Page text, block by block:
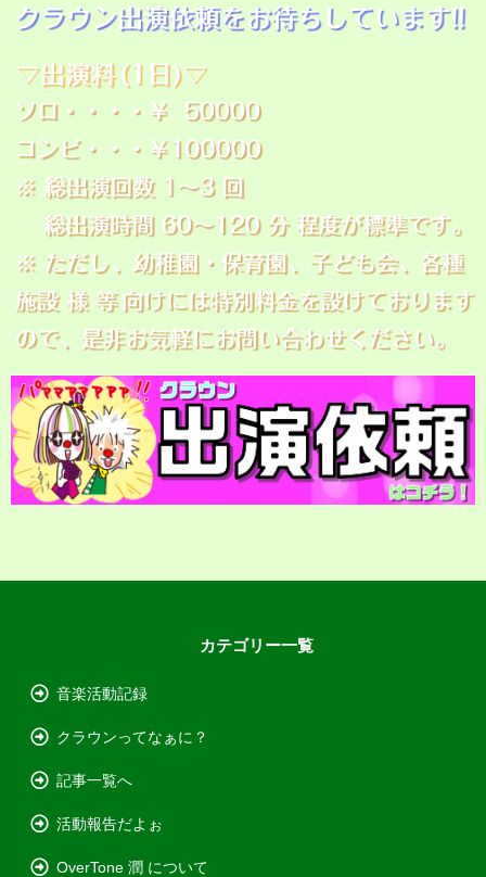
カテゴリー一覧
音楽活動記録
クラウンってなぁに？
記事一覧へ
活動報告だよぉ
OverTone 潤 について